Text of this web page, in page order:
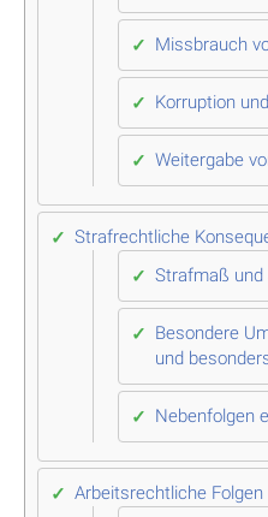
Missbrauch
Korruption
Weitergabe
Strafrechtliche
Strafmaß
Besondere
und
Nebenfolgen
Arbeitsrechtliche